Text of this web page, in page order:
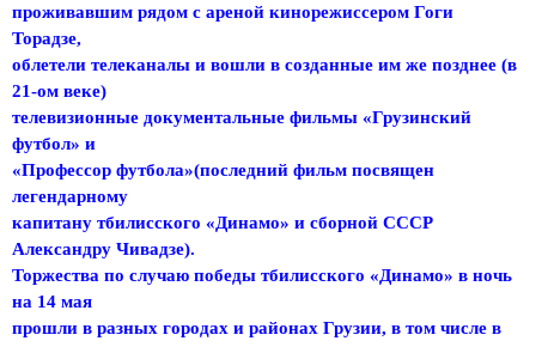
проживавшим рядом с ареной кинорежиссером Гоги
Торадзе,
облетели телеканалы и вошли в созданные им же позднее (в
21-ом веке)
телевизионные документальные фильмы «Грузинский
футбол» и
«Профессор футбола»(последний фильм посвящен
легендарному
капитану тбилисского «Динамо» и сборной СССР
Александру Чивадзе).
Торжества по случаю победы тбилисского «Динамо» в ночь
на 14 мая
прошли в разных городах и районах Грузии, в том числе в